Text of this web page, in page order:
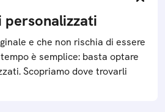
personalizzati
e che non rischia di essere
è semplice: basta optare
Scopriamo dove trovarli